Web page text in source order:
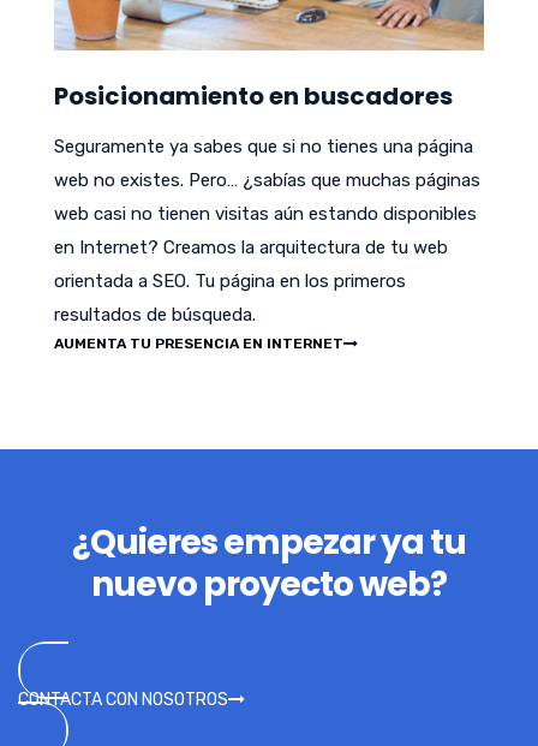
Posicionamiento en buscadores
Seguramente ya sabes que si no tienes una página
web no existes. Pero… ¿sabías que muchas páginas
web casi no tienen visitas aún estando disponibles
en Internet? Creamos la arquitectura de tu web
orientada a SEO. Tu página en los primeros
resultados de búsqueda.
AUMENTA TU PRESENCIA EN INTERNET
¿Quieres empezar ya tu
nuevo proyecto web?
CONTACTA CON NOSOTROS